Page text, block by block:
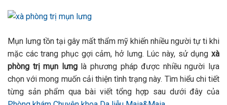
Mụn lưng tồn tại gây mất thẩm mỹ khiến nhiều người tự ti khi
mặc các trang phục gợi cảm, hở lưng. Lúc này, sử dụng xà
phòng trị mụn lưnglà phương pháp được nhiều người lựa
chọn với mong muốn cải thiện tình trạng này. Tìm hiểu chi tiết
từng sản phẩm qua bài viết tổng hợp sau dưới đây của